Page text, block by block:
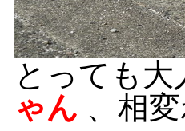
とっても
ゃん 、相